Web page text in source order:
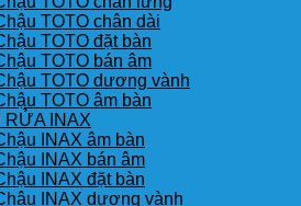
TOTO chân dài
TOTO đặt bàn
TOTO bán âm
TOTO dương vành
TOTO âm bàn
RỬA INAX
INAX âm bàn
INAX bán âm
INAX đặt bàn
INAX dương vành